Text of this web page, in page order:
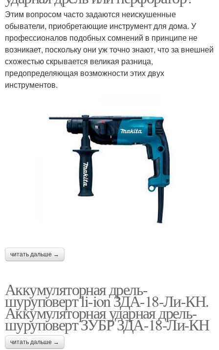
Этим вопросом часто задаются неискушенные
обыватели, приобретающие инструмент для дома. У
профессионалов подобных сомнений в принципе не
возникает, поскольку они уж точно знают, что за внешней
схожестью скрывается великая разница,
предопределяющая возможности этих двух
инструментов.
читать дальше →
Аккумуляторная дрель-
шуруповерт li-ion ЗДА-18-Ли-КН.
Аккумуляторная ударная дрель-
шуруповерт ЗУБР ЗДА-18-Ли-КН
читать дальше →